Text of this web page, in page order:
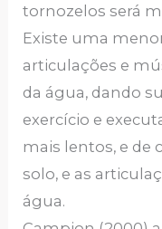
tornozelos será
Existe uma
articulações e
da água, dando
exercício e
mais lentos, e de
solo, e as
água.